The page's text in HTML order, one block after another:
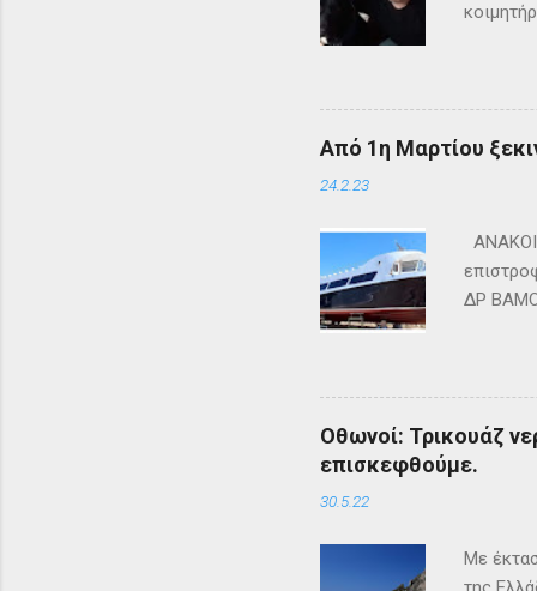
Από 1η Μαρτίου
24.2.23
ΔΡ
Οθωνοί: Τρικουάζ
επισκεφθούμε.
30.5.22
Με